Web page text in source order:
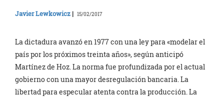
Javier Lewkowicz | 15/02/2017
La dictadura avanzó en 1977 con una ley para «modelar el
país por los próximos treinta años», según anticipó
Martínez de Hoz. La norma fue profundizada por el actual
gobierno con una mayor desregulación bancaria. La
libertad para especular atenta contra la producción. La